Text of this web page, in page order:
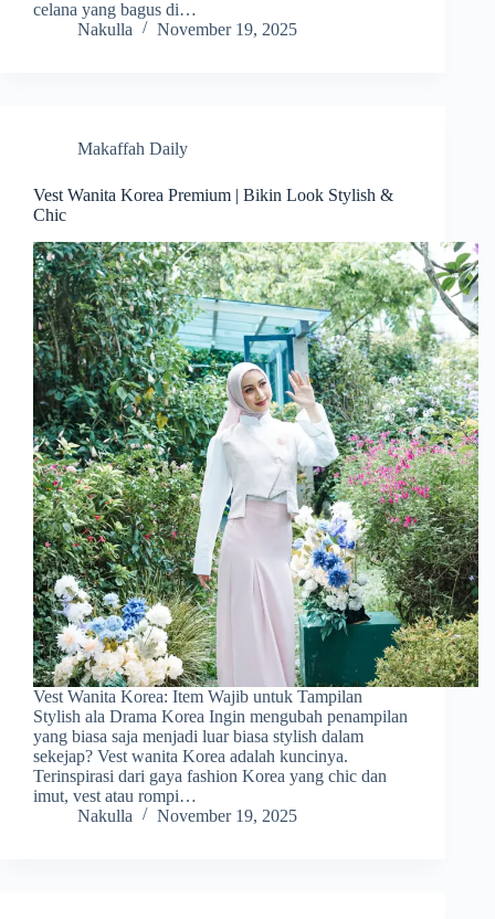
celana yang bagus di…
Nakulla
November 19, 2025
Makaffah Daily
Vest Wanita Korea Premium | Bikin Look Stylish &
Chic
Vest Wanita Korea: Item Wajib untuk Tampilan
Stylish ala Drama Korea Ingin mengubah penampilan
yang biasa saja menjadi luar biasa stylish dalam
sekejap? Vest wanita Korea adalah kuncinya.
Terinspirasi dari gaya fashion Korea yang chic dan
imut, vest atau rompi…
Nakulla
November 19, 2025